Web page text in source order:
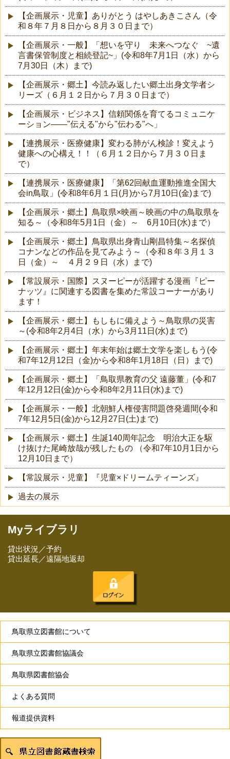
【企画展示・児童】ありがとう はやしあきこさん（令
和８年７月８日から８月３０日まで）
【企画展示・一般】「想いを守り 未来へつなぐ ~遺
言書保管制度と相続登記~」(令和8年7月1日（水）から
7月30日（木）まで)
【企画展示・郷土】今読み返したい郷土出身文学者シ
リーズ（６月１２日から７月３０日まで）
【企画展示・ビジネス】信頼関係を育てるコミュニケ
ーション――"伝える"から"伝わる"へ」
【連携展示・医療健康】変わる肺がん検診！変えよう
健康への心構え！！（６月１２日から７月３０日ま
で）
【連携展示・医療健康】「第62回献血運動推進全国大
会in鳥取」(令和8年6月１日(月)から7月10日(金)まで)
【企画展示・郷土】鳥取県×映画～映画の中の鳥取県を
知る～（令和8年5月1日（金）～ 6月10日(水)まで）
【企画展示・郷土】鳥取県出身青山剛昌特集～名探偵
コナンなどの作品を見てみよう～（令和８年３月１３
日（金）～ ４月２９日（水）まで)
【常設展示・国際】スヌーピーが活躍する漫画『ピー
ナッツ』に関連する図書を集めた常設コーナーがあり
ます！
【企画展示・郷土】もしもに備えよう～鳥取県の災害
～(令和8年2月4日（水）から3月11日(水)まで)
【企画展示・郷土】年末年始は郷土文学を楽しもう(令
和7年12月12日（金)から令和8年1月18日（日）まで)
【企画展示・郷土】「鳥取県教育の父 遠藤董」(令和7
年12月12日(金)から令和8年2月11日(水)まで)
【企画展示・一般】北朝鮮人権侵害問題啓発週間(令和
7年12月5日(金)から12月27日(土)まで)
【企画展示・郷土】生誕140周年記念 明治大正を駆
け抜けた尾崎放哉が残したもの （令和7年10月1日から
12月10日まで）
【常設展示・児童】『児童×ドリームティーンズ』
過去の展示
Myライブラリ
貸出状況／予約
貸出延長／遠隔地返却
鳥取県立図書館について
鳥取県立図書館協議会
鳥取県図書館協会
よくある質問
報道提供資料